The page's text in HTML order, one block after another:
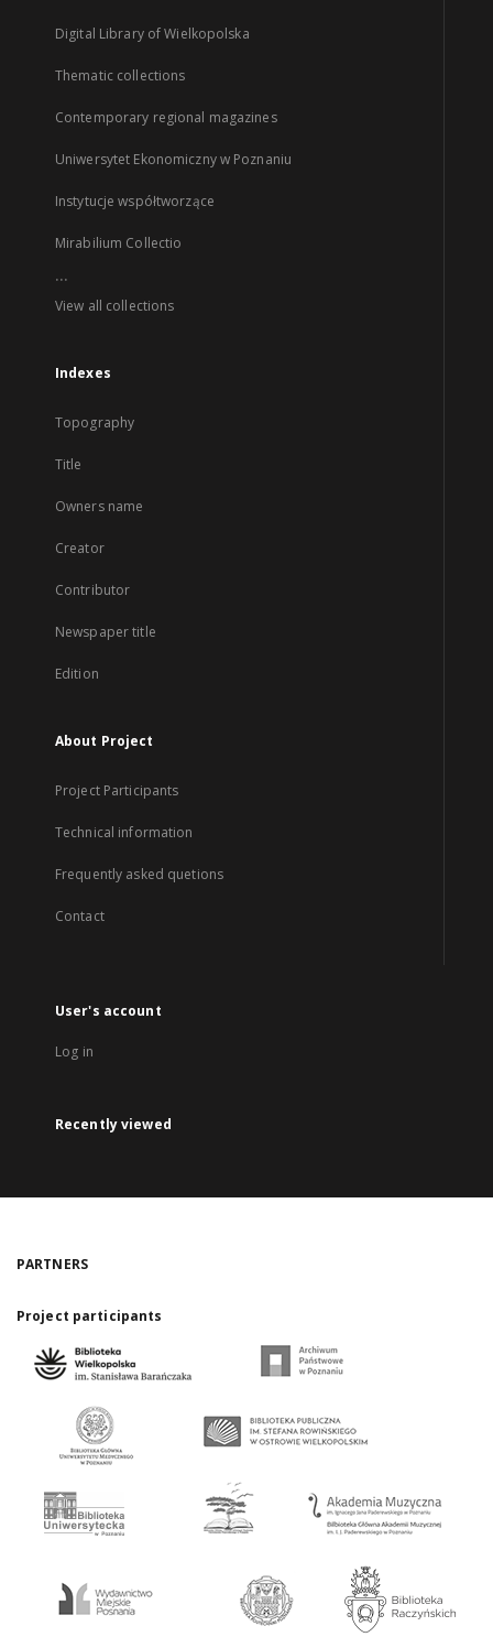
Digital Library of Wielkopolska
Thematic collections
Contemporary regional magazines
Uniwersytet Ekonomiczny w Poznaniu
Instytucje współtworzące
Mirabilium Collectio
...
View all collections
Indexes
Topography
Title
Owners name
Creator
Contributor
Newspaper title
Edition
About Project
Project Participants
Technical information
Frequently asked quetions
Contact
User's account
Log in
Recently viewed
PARTNERS
Project participants